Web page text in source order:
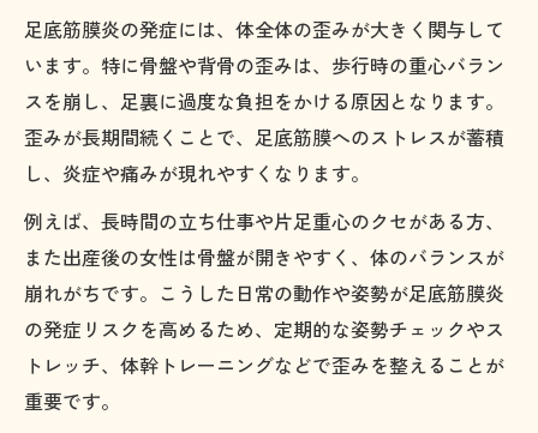
足底筋膜炎の発症には、体全体の歪みが大きく関与して
います。特に骨盤や背骨の歪みは、歩行時の重心バラン
スを崩し、足裏に過度な負担をかける原因となります。
歪みが長期間続くことで、足底筋膜へのストレスが蓄積
し、炎症や痛みが現れやすくなります。
例えば、長時間の立ち仕事や片足重心のクセがある方、
また出産後の女性は骨盤が開きやすく、体のバランスが
崩れがちです。こうした日常の動作や姿勢が足底筋膜炎
の発症リスクを高めるため、定期的な姿勢チェックやス
トレッチ、体幹トレーニングなどで歪みを整えることが
重要です。